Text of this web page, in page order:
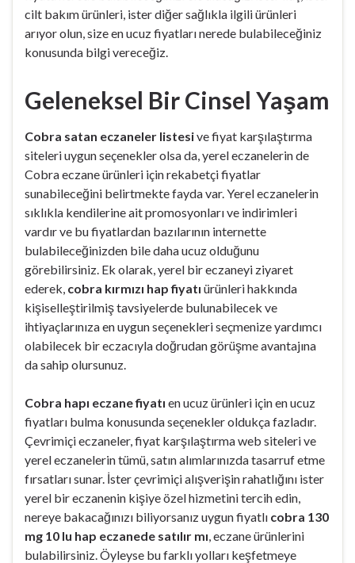
cilt bakım ürünleri, ister diğer sağlıkla ilgili ürünleri
arıyor olun, size en ucuz fiyatları nerede bulabileceğiniz
konusunda bilgi vereceğiz.
Geleneksel Bir Cinsel Yaşam
Cobra satan eczaneler listesive fiyat karşılaştırma
siteleri uygun seçenekler olsa da, yerel eczanelerin de
Cobra eczane ürünleri için rekabetçi fiyatlar
sunabileceğini belirtmekte fayda var. Yerel eczanelerin
sıklıkla kendilerine ait promosyonları ve indirimleri
vardır ve bu fiyatlardan bazılarının internette
bulabileceğinizden bile daha ucuz olduğunu
görebilirsiniz. Ek olarak, yerel bir eczaneyi ziyaret
ederek, cobra kırmızı hap fiyatı ürünleri hakkında
kişiselleştirilmiş tavsiyelerde bulunabilecek ve
ihtiyaçlarınıza en uygun seçenekleri seçmenize yardımcı
olabilecek bir eczacıyla doğrudan görüşme avantajına
da sahip olursunuz.
Cobra hapı eczane fiyatı en ucuz ürünleri için en ucuz
fiyatları bulma konusunda seçenekler oldukça fazladır.
Çevrimiçi eczaneler, fiyat karşılaştırma web siteleri ve
yerel eczanelerin tümü, satın alımlarınızda tasarruf etme
fırsatları sunar. İster çevrimiçi alışverişin rahatlığını ister
yerel bir eczanenin kişiye özel hizmetini tercih edin,
nereye bakacağınızı biliyorsanız uygun fiyatlı cobra 130
mg 10 lu hap eczanede satılır mı, eczane ürünlerini
bulabilirsiniz. Öyleyse bu farklı yolları keşfetmeye